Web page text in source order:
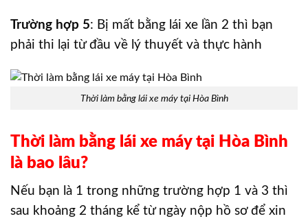
Trường hợp 5: Bị mất bằng lái xe lần 2 thì bạn
phải thi lại từ đầu về lý thuyết và thực hành
Thời làm bằng lái xe máy tại Hòa Bình
Thời làm bằng lái xe máy tại Hòa Bình
là bao lâu?
Nếu bạn là 1 trong những trường hợp 1 và 3 thì
sau khoảng 2 tháng kể từ ngày nộp hồ sơ để xin